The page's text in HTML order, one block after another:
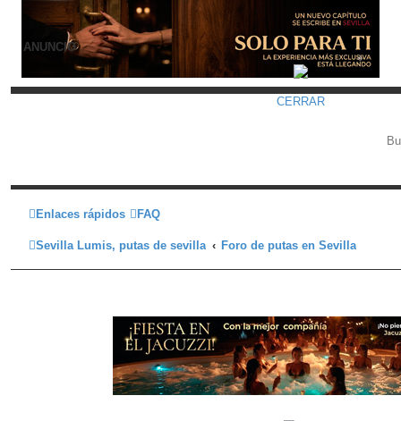
Enlaces rápidos FAQ
Sevilla Lumis, putas de sevilla Foro de putas en Sevilla
ANUNCIO
CERRAR